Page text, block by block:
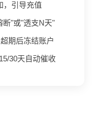
，引导充值
断"或"透支N天"
期后冻结账户
30天自动催收